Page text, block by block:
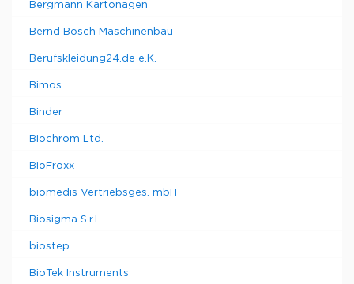
Bergmann Kartonagen
Bernd Bosch Maschinenbau
Berufskleidung24.de e.K.
Bimos
Binder
Biochrom Ltd.
BioFroxx
biomedis Vertriebsges. mbH
Biosigma S.r.l.
biostep
BioTek Instruments